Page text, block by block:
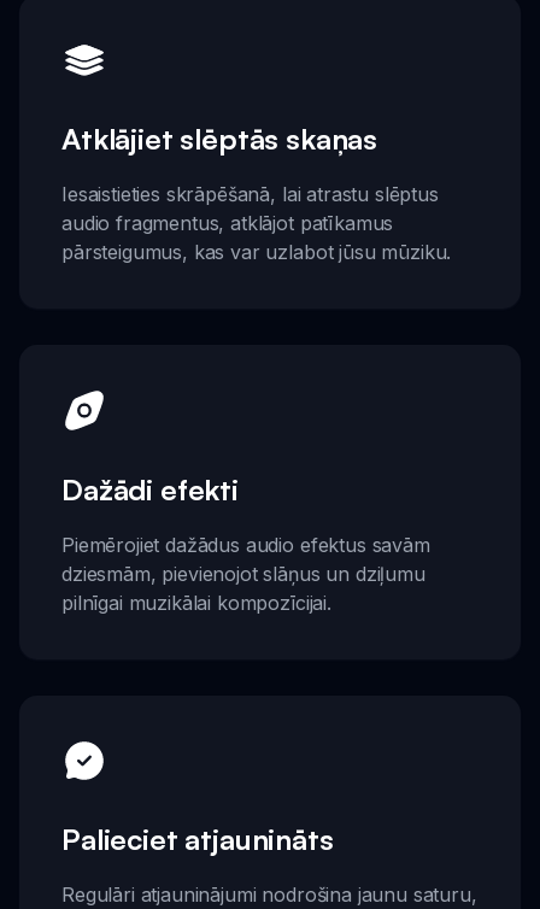
Atklājiet slēptās skaņas
Iesaistieties skrāpēšanā, lai atrastu slēptus
audio fragmentus, atklājot patīkamus
pārsteigumus, kas var uzlabot jūsu mūziku.
Dažādi efekti
Piemērojiet dažādus audio efektus savām
dziesmām, pievienojot slāņus un dziļumu
pilnīgai muzikālai kompozīcijai.
Palieciet atjaunināts
Regulāri atjauninājumi nodrošina jaunu saturu,